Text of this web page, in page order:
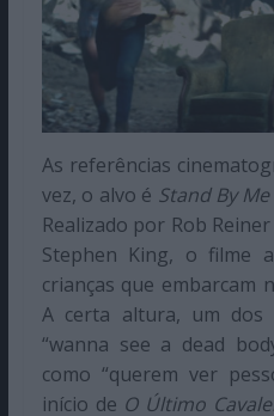
As referências
vez, o alvo é Stand By Me
Realizado por Rob
Stephen King, o filme
crianças que embarcam
A certa altura, um
“wanna see a dead
como “querem ver
início de O Último